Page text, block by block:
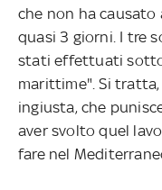
che non ha
quasi 3 giorni. I tre
stati effettuati
marittime". Si
ingiusta, che
aver svolto quel
fare nel